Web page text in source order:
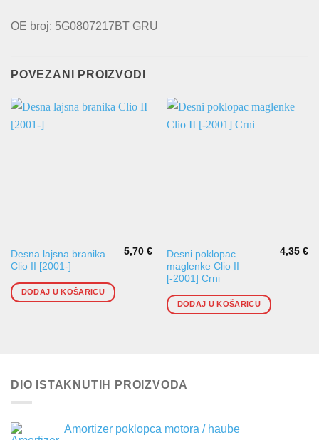
OE broj: 5G0807217BT GRU
POVEZANI PROIZVODI
Desna lajsna branika
Clio II [2001-]
5,70€
DODAJ U KOŠARICU
Desni poklopac
maglenke Clio II
[-2001] Crni
4,35€
DODAJ U KOŠARICU
DIO ISTAKNUTIH PROIZVODA
Amortizer poklopca motora / haube